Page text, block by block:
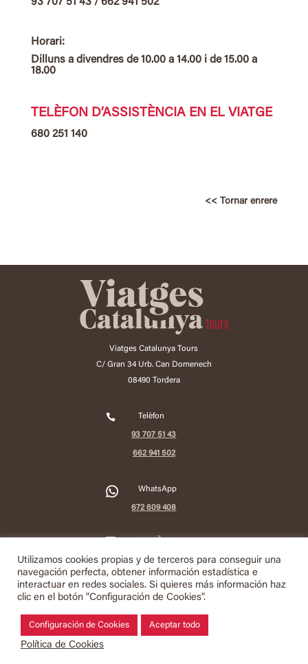
93 707 51 43/ 662 941 502
Horari:
Dilluns a divendres de 10.00 a 14.00 i de 15.00 a
18.00
TELÈFON D’ASSISTÈNCIA EN EL VIATGE
680 251 140
<< Tornar enrere
Viatges Catalunya Tours
C/ Gran 34 Urb. Can Domenech
08490 Tordera
 Telèfon
93 707 51 43
662 941 502
2 WhatsApp
672 609 408
 e-mail
info@viatgescatalunyatours.com
Política de Privacitat
Política de Cookies
Termes i Ús de la Web
Condicions de Contractació
Utilizamos cookies propias y de terceros para conseguir una
navegación perfecta, obtener información estadística e
interactuar en redes sociales. Si quieres más información haz
clic en el botón "Configuración de Cookies".
Configuración de Cookies Aceptar todo
Política de Cookies